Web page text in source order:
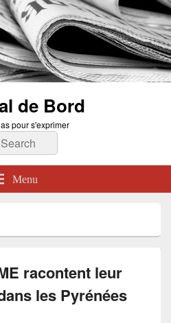
de Bord
pour s'exprimer
Search
Menu
racontent leur
les Pyrénées